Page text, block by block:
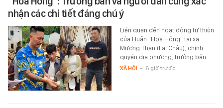
nhận các chi tiết đáng chú ý
Liên quan đến hoạt động từ thiện
của Huấn "Hoa Hồng" tại xã
Mường Than (Lai Châu), chính
quyền địa phương, trưởng bản…
XÃ HỘI - 6 giờ trước